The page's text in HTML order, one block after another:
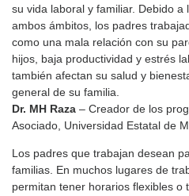
su vida laboral y familiar. Debido
ambos ámbitos, los padres
como una mala relación con su
hijos, baja productividad y estrés
también afectan su salud y
general de su familia.
Dr. MH Raza – Creador de los
Asociado, Universidad Estatal de
Los padres que trabajan desean
familias. En muchos lugares de
permitan tener horarios flexibles o